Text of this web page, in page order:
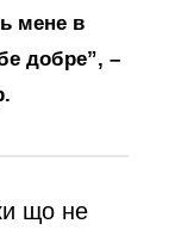
мене в
добре”, –
що не